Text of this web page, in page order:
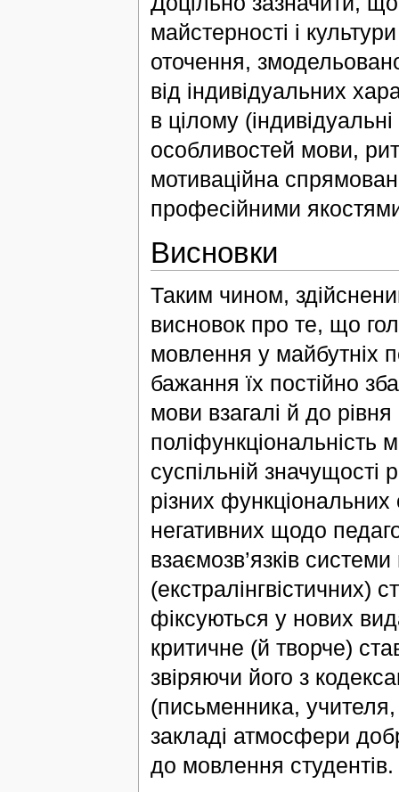
майстерності і
оточення,
від індивідуальних
в цілому
особливостей мови,
мотиваційна
професійними
Висновки
Таким чином,
висновок про те, що
мовлення у майбутніх
бажання їх постійно
мови взагалі й до
поліфункціональність
суспільній значущості
різних функціональних
негативних щодо
взаємозв’язків
(екстралінгвістичних)
фіксуються у нових
критичне (й творче)
звіряючи його з
(письменника,
закладі атмосфери
до мовлення студентів.